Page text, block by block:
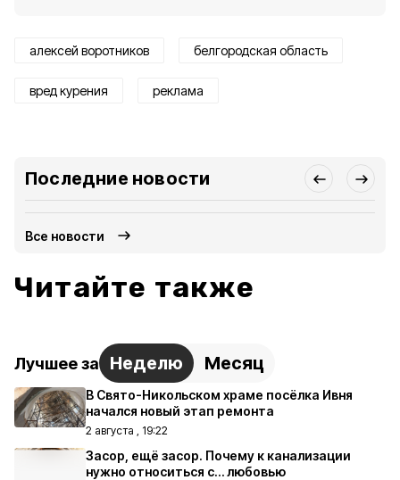
алексей воротников белгородская область
вред курения реклама
Последние новости
Все новости
Читайте также
Лучшее за Неделю Месяц
В Свято-Никольском храме посёлка Ивня
начался новый этап ремонта
2 августа , 19:22
Засор, ещё засор. Почему к канализации
нужно относиться с… любовью